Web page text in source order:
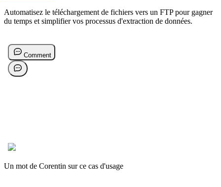
Automatisez le téléchargement de fichiers vers un FTP pour gagner
du temps et simplifier vos processus d'extraction de données.
Un mot de Corentin sur ce cas d'usage